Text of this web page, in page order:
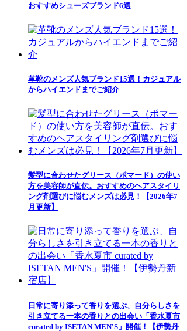
おすすめシューズブランド6選
革靴のメンズ人気ブランド15選！カジュアル
からハイエンドまでご紹介
髪型に合わせたグリース（ポマード）の使い
方を美容師が直伝。おすすめのヘアスタイリ
ング剤選びに悩むメンズは必見！【2026年7
月更新】
日常に寄り添って香りを選ぶ、自分らしさを
引き立てる一本の香りとの出会い「香水夏市
curated by ISETAN MEN'S」開催！【伊勢丹